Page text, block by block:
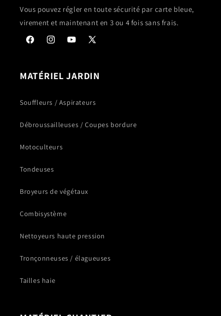
Vous pouvez régler en toute sécurité par carte bleue,
virement et maintenant en 3 ou 4 fois sans frais.
FacebookInstagramYouTube
X
MATÉRIEL JARDIN
Souffleurs / Aspirateurs
Débroussailleuses / Coupes bordure
Motoculteurs
Tondeuses
Broyeurs de végétaux
Combisystème
Nettoyeurs haute pression
Tronçonneuses / élagueuses
Tailles haie